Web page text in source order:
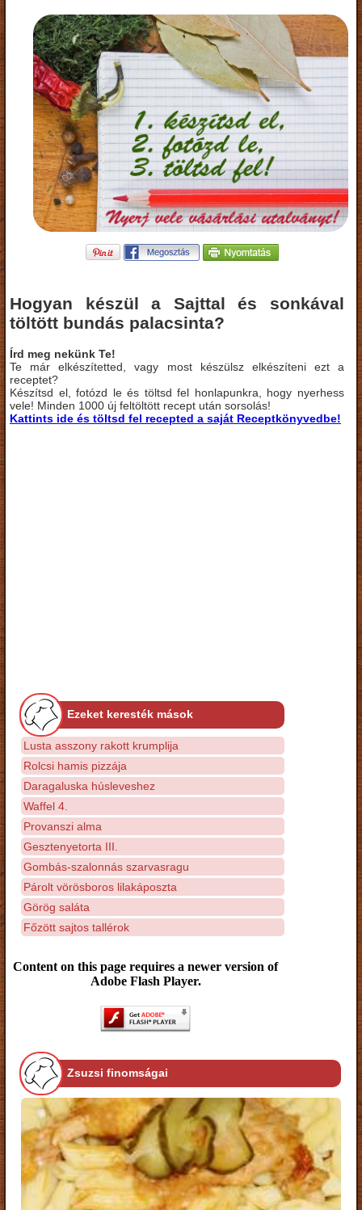
Hogyan készül a Sajttal és sonkával
töltött bundás palacsinta?
Írd meg nekünk Te!
Te már elkészítetted, vagy most készülsz elkészíteni ezt a
receptet?
Készítsd el, fotózd le és töltsd fel honlapunkra, hogy nyerhess
vele! Minden 1000 új feltöltött recept után sorsolás!
Kattints ide és töltsd fel recepted a saját Receptkönyvedbe!
Ezeket keresték mások
Lusta asszony rakott krumplija
Rolcsi hamis pizzája
Daragaluska húsleveshez
Waffel 4.
Provanszi alma
Gesztenyetorta III.
Gombás-szalonnás szarvasragu
Párolt vörösboros lilakáposzta
Görög saláta
Főzött sajtos tallérok
Content on this page requires a newer version of
Adobe Flash Player.
Zsuzsi finomságai